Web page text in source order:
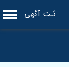
ثبت آگهی